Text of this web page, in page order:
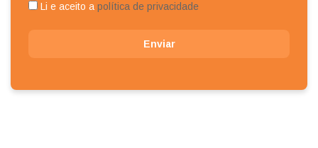
Li e aceito a política de privacidade
Enviar